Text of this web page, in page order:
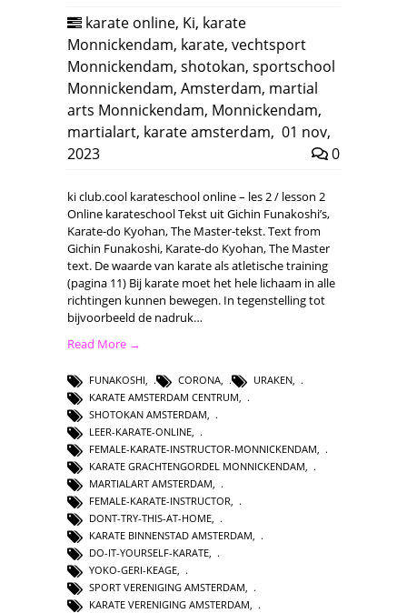
karate online, Ki, karate
Monnickendam, karate, vechtsport
Monnickendam, shotokan, sportschool
Monnickendam, Amsterdam, martial
arts Monnickendam, Monnickendam,
martialart, karate amsterdam, 01 nov,
2023
0
ki club.cool karateschool online – les 2 / lesson 2
Online karateschool Tekst uit Gichin Funakoshi’s,
Karate-do Kyohan, The Master-tekst. Text from
Gichin Funakoshi, Karate-do Kyohan, The Master
text. De waarde van karate als atletische training
(pagina 11) Bij karate moet het hele lichaam in alle
richtingen kunnen bewegen. In tegenstelling tot
bijvoorbeeld de nadruk…
Read More →
FUNAKOSHI CORONA URAKEN
KARATE AMSTERDAM CENTRUM
SHOTOKAN AMSTERDAM
LEER-KARATE-ONLINE
FEMALE-KARATE-INSTRUCTOR-MONNICKENDAM
KARATE GRACHTENGORDEL MONNICKENDAM
MARTIALART AMSTERDAM
FEMALE-KARATE-INSTRUCTOR,
DONT-TRY-THIS-AT-HOME,
KARATE BINNENSTAD AMSTERDAM,
DO-IT-YOURSELF-KARATE,
YOKO-GERI-KEAGE,
SPORT VERENIGING AMSTERDAM,
KARATE VERENIGING AMSTERDAM,